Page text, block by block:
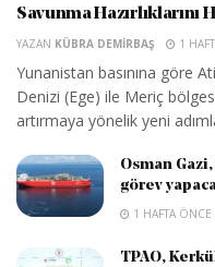
Savunma Hazırlıklarını
YAZAN KÜBRA DEMIRBAŞ 1
Yunanistan basınına göre
Denizi (Ege) ile Meriç
artırmaya yönelik yeni
Osman
görev
1 HAFTA ÖNCE
TPAO,